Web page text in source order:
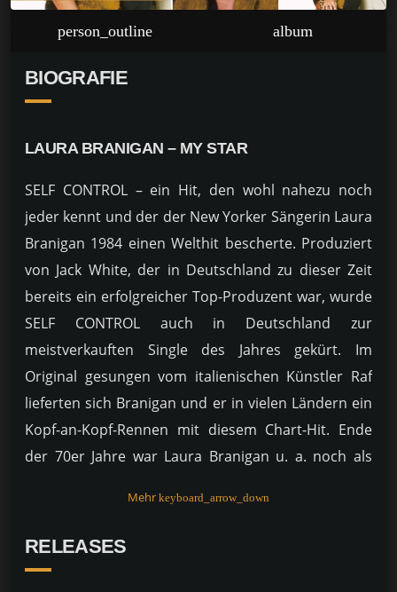
person_outline album
BIOGRAFIE
LAURA BRANIGAN – MY STAR
SELF CONTROL – ein Hit, den wohl nahezu noch
jeder kennt und der der New Yorker Sängerin Laura
Branigan 1984 einen Welthit bescherte. Produziert
von Jack White, der in Deutschland zu dieser Zeit
bereits ein erfolgreicher Top-Produzent war, wurde
SELF CONTROL auch in Deutschland zur
meistverkauften Single des Jahres gekürt. Im
Original gesungen vom italienischen Künstler Raf
lieferten sich Branigan und er in vielen Ländern ein
Kopf-an-Kopf-Rennen mit diesem Chart-Hit. Ende
der 70er Jahre war Laura Branigan u. a. noch als
Mit der Single ALL NIGHT WITH ME schaffte sie im
Mehr keyboard_arrow_down
RELEASES